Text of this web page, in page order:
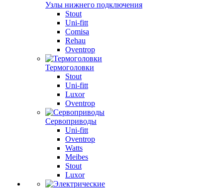
Узлы нижнего подключения
Stout
Uni-fitt
Comisa
Rehau
Oventrop
Термоголовки
Stout
Uni-fitt
Luxor
Oventrop
Сервоприводы
Uni-fitt
Oventrop
Watts
Meibes
Stout
Luxor